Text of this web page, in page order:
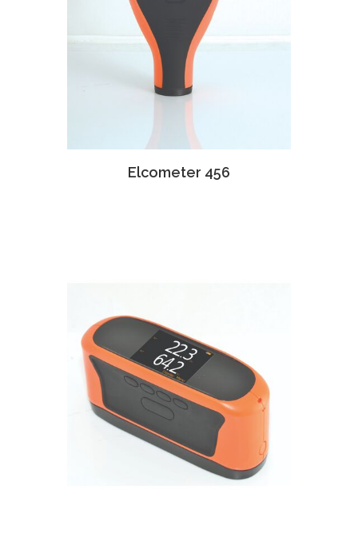
Elcometer 456